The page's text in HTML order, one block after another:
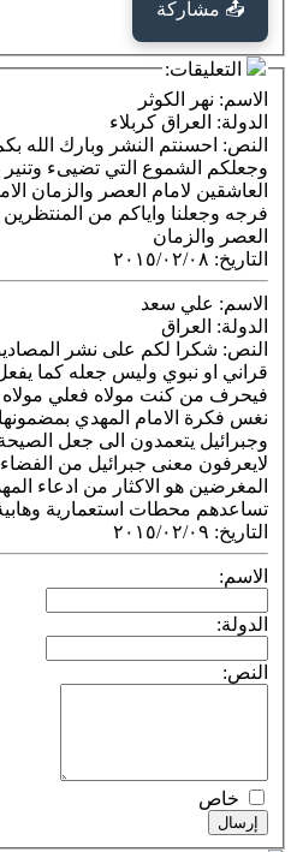
النشر وبارك الله بكم ووفقكم
التي تضيىء وتنير درب
العصر والزمان الامام المهدي
واياكم من المنتظرين الصابرين
٠٢/٠٨
سعد
لكم على نشر المصاديق الاساسية
قراني او نبوي وليس جعله كما يفعل اهل
مولاه فعلي مولاه الى المحبة
المهدي بمضمونها الواقعي من
الى جعل الصيحة فضائية وهل
جبرائيل من الفضاء ولكن
الاكثار من ادعاء المهدوية باي ثمن
استعمارية وهابية لشل حركة
٠٢/٠٩